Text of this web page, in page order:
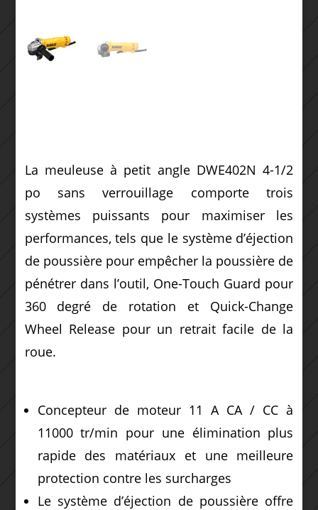
La meuleuse à petit angle DWE402N 4-1/2
po sans verrouillage comporte trois
systèmes puissants pour maximiser les
performances, tels que le système d’éjection
de poussière pour empêcher la poussière de
pénétrer dans l’outil, One-Touch Guard pour
360 degré de rotation et Quick-Change
Wheel Release pour un retrait facile de la
roue.
Concepteur de moteur 11 A CA / CC à
11000 tr/min pour une élimination plus
rapide des matériaux et une meilleure
protection contre les surcharges
Le système d’éjection de poussière offre